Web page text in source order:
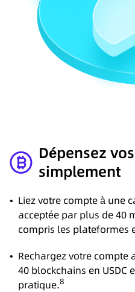
Dépensez
simplement
• Liez votre compte à une
acceptée par plus de 40
compris les plateformes
• Rechargez votre compte
40 blockchains en USDC
pratique.8